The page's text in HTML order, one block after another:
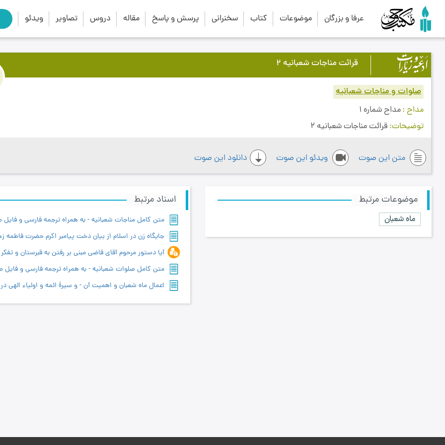
عرفا و بزرگان موضوعات کتاب سخنرانی پرسش و پاسخ مقاله دروس تصاویر ویدئو search
close
قرائت مناجات شعبانیه 2
صلوات و مناجات شعبانیه
مداح مداح شماره 1
توضیحات قرائت مناجات شعبانیه 2
متن این صوت ویدئو این صوت دانلود این صوت
موضوعات مرتبط
ماه شعبان
اسناد مرتبط
متن کامل مناجات شعبانیه - به همراه ترجمه فارسی و
متن کامل صلوات شعبانیه - به همراه ترجمه فارسی و فایل
اعمال ماه شعبان و اهمیت آن - و سیرۀ ائمه و اولیاء الهی